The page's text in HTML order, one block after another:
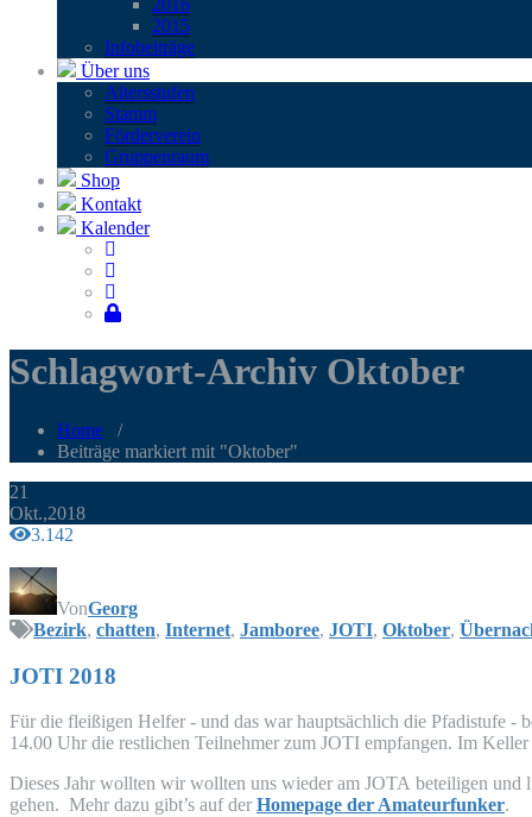
2016
2015
Infobei­trä­ge
Über uns
Alters­stu­fen
Stamm
För­der­ver­ein
Grup­pen­raum
Shop
Kontakt
Kalender
Schlagwort-Archiv Oktober
Home /
Beiträge markiert mit "Oktober"
21
Okt.,2018
3.142
VonGeorg
Bezirk, chatten, Internet, Jamboree, JOTI, Oktober,
JOTI 2018
Für die flei­ßi­gen Hel­fer - und das war haupt­säch­lich die Pfadistu­fe -
14.00 Uhr die rest­li­chen Teil­neh­mer zum JOTI emp­fan­gen. Im Kel­ler
Die­ses Jahr woll­ten wir woll­ten uns wie­der am JOTA betei­li­gen und
ge­hen. Mehr dazu gibt’s auf der Home­page der Ama­teur­fun­ker.